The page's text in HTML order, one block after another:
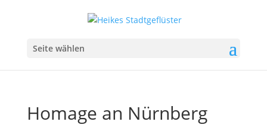
Seite wählen
Homage an Nürnberg